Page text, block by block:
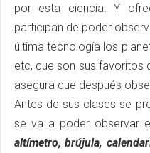
por esta ciencia. Y
participan de poder
última tecnología los
etc, que son sus favoritos
asegura que después
Antes de sus clases se
se va a poder observar
altímetro, brújula,